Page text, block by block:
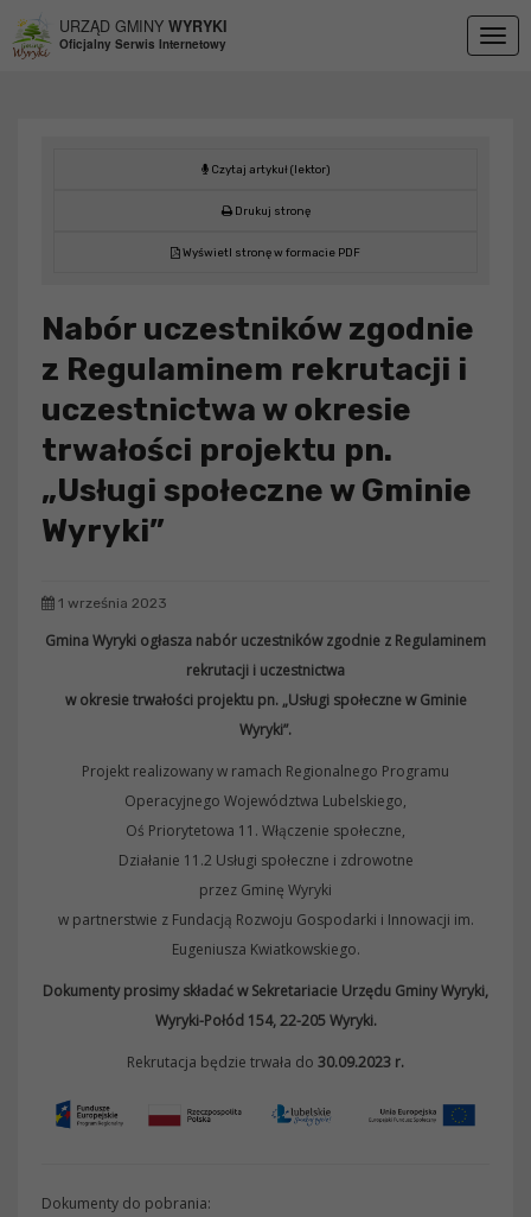
URZĄD GMINY WYRYKI
Oficjalny Serwis Internetowy
Czytaj artykuł (lektor)
Drukuj stronę
Wyświetl stronę w formacie PDF
Nabór uczestników zgodnie
z Regulaminem rekrutacji i
uczestnictwa w okresie
trwałości projektu pn.
„Usługi społeczne w Gminie
Wyryki”
1 września 2023
Gmina Wyryki ogłasza nabór uczestników zgodnie z Regulaminem
rekrutacji i uczestnictwa
w okresie trwałości projektu pn. „Usługi społeczne w Gminie
Wyryki”.
Projekt realizowany w ramach Regionalnego Programu
Operacyjnego Województwa Lubelskiego,
Oś Priorytetowa 11. Włączenie społeczne,
Działanie 11.2 Usługi społeczne i zdrowotne
przez Gminę Wyryki
w partnerstwie z Fundacją Rozwoju Gospodarki i Innowacji im.
Eugeniusza Kwiatkowskiego.
Dokumenty prosimy składać w Sekretariacie Urzędu Gminy Wyryki,
Wyryki-Połód 154, 22-205 Wyryki.
Rekrutacja będzie trwała do 30.09.2023 r.
Dokumenty do pobrania: